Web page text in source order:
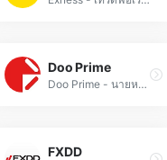
Doo Prime
Doo Prime - นายหน้าซื้อขาย Forex และ CFD ผ่านแพลตฟอร์ม MT4/MT5 ด้วยสินทรัพย์กว่า 10,000 รายการ ภายใต้การควบคุมของ FSC และ ASIC
FXDD